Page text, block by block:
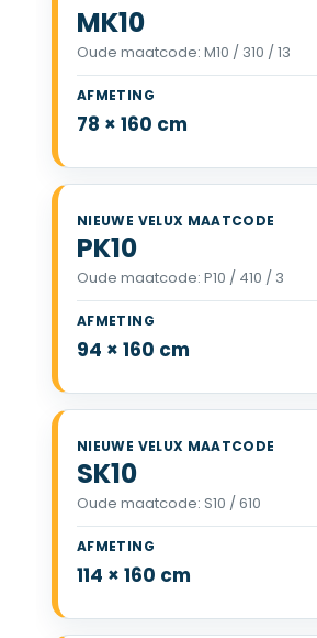
MK10
Oude maatcode: M10 / 310 / 13
VELUX MK10 78 x 160 cm
78 × 160 cm
PK10
Oude maatcode: P10 / 410 / 3
VELUX PK10 94 x 160 cm
94 × 160 cm
SK10
Oude maatcode: S10 / 610
VELUX SK10 114 x 160 cm
114 × 160 cm